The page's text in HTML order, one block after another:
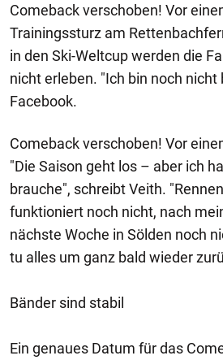
Comeback verschoben! Vor
Trainingssturz am
in den Ski-Weltcup werden die
nicht erleben. "Ich bin noch
Facebook.
Comeback verschoben! Vor
"Die Saison geht los – aber ich
brauche", schreibt Veith.
funktioniert noch nicht, nach
nächste Woche in Sölden noch
tu alles um ganz bald wieder
Bänder sind stabil
Ein genaues Datum für das